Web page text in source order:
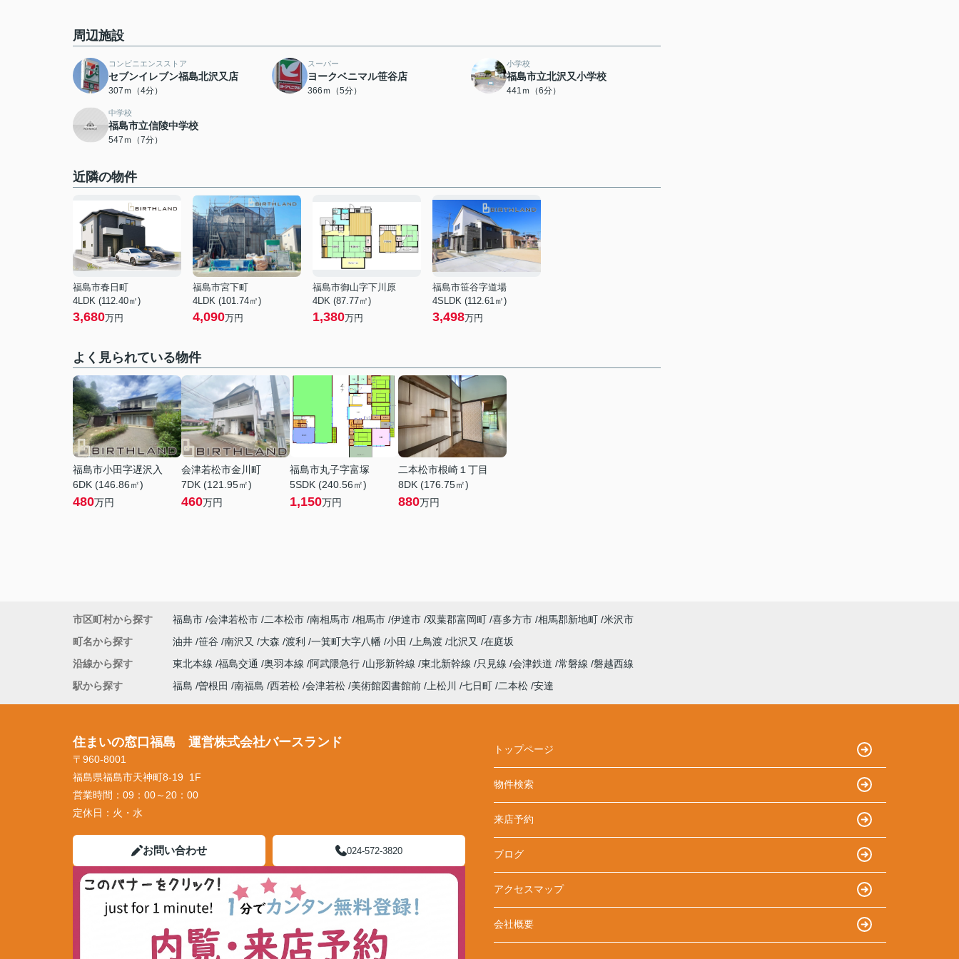
周辺施設
コンビニエンスストア
セブンイレブン福島北沢又店
307ｍ（4分）
スーパー
ヨークベニマル笹谷店
366ｍ（5分）
小学校
福島市立北沢又小学校
441ｍ（6分）
中学校
福島市立信陵中学校
547ｍ（7分）
近隣の物件
福島市春日町
4LDK (112.40㎡)
3,680万円
福島市宮下町
4LDK (101.74㎡)
4,090万円
福島市御山字下川原
4DK (87.77㎡)
1,380万円
福島市笹谷字道場
4SLDK (112.61㎡)
3,498万円
よく見られている物件
福島市小田字遅沢入
6DK (146.86㎡)
480万円
会津若松市金川町
7DK (121.95㎡)
460万円
福島市丸子字富塚
5SDK (240.56㎡)
1,150万円
二本松市根崎１丁目
8DK (176.75㎡)
880万円
市区町村から探す 福島市 会津若松市 二本松市 南相馬市 相馬市 伊達市 双葉郡富岡町 喜多方市 相馬郡新地町 米沢市
町名から探す
油井 笹谷 南沢又 大森 渡利 一箕町大字八幡 小田 上鳥渡 北沢又
在庭坂
沿線から探す
東北本線 福島交通 奥羽本線 阿武隈急行 山形新幹線 東北新幹線 只見線 会津鉄道 常磐線 磐越西線
駅から探す
福島 曽根田 南福島 西若松 会津若松 美術館図書館前 上松川 七日町 二本松 安達
住まいの窓口福島 運営株式会社バースランド
〒960-8001
福島県福島市天神町8-19 1F
営業時間： 09：00～20：00
定休日： 火・水
お問い合わせ 024-572-3820
トップページ
物件検索
来店予約
ブログ
アクセスマップ
会社概要